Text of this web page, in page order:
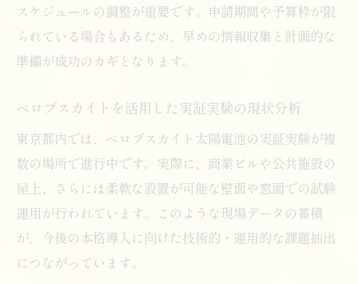
スケジュールの調整が重要です。申請期間や予算枠が限
られている場合もあるため、早めの情報収集と計画的な
準備が成功のカギとなります。
ペロブスカイトを活用した実証実験の現状分析
東京都内では、ペロブスカイト太陽電池の実証実験が複
数の場所で進行中です。実際に、商業ビルや公共施設の
屋上、さらには柔軟な設置が可能な壁面や窓面での試験
運用が行われています。このような現場データの蓄積
が、今後の本格導入に向けた技術的・運用的な課題抽出
につながっています。